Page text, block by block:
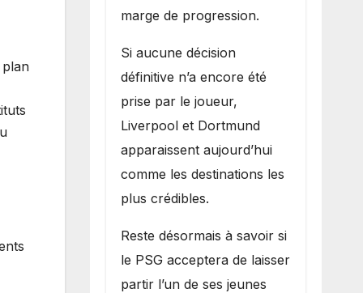
marge de progression.
Si aucune décision
définitive n’a encore été
prise par le joueur,
Liverpool et Dortmund
apparaissent aujourd’hui
comme les destinations les
plus crédibles.
Reste désormais à savoir si
le PSG acceptera de laisser
partir l’un de ses jeunes